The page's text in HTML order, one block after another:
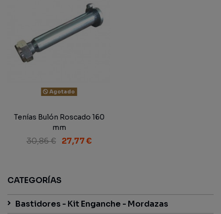
Agotado
Tenías Bulón Roscado 160
mm
30,86 € 27,77 €
CATEGORÍAS
Bastidores - Kit Enganche - Mordazas